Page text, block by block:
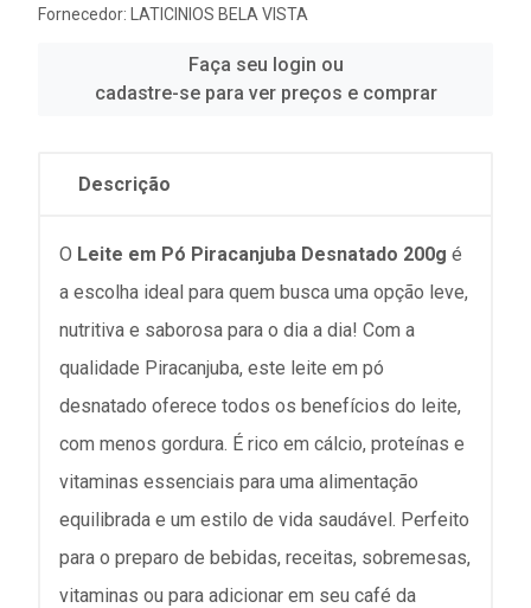
Fornecedor:
LATICINIOS BELA VISTA
Faça seu login ou
cadastre-se para ver preços e comprar
Descrição
O Leite em Pó Piracanjuba Desnatado 200g é
a escolha ideal para quem busca uma opção leve,
nutritiva e saborosa para o dia a dia! Com a
qualidade Piracanjuba, este leite em pó
desnatado oferece todos os benefícios do leite,
com menos gordura. É rico em cálcio, proteínas e
vitaminas essenciais para uma alimentação
equilibrada e um estilo de vida saudável. Perfeito
para o preparo de bebidas, receitas, sobremesas,
vitaminas ou para adicionar em seu café da